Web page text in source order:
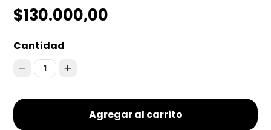
$130.000,00
Cantidad
1
Agregar al carrito